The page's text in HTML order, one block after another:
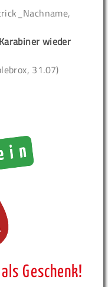
wieder
31.07)
Geschenk!